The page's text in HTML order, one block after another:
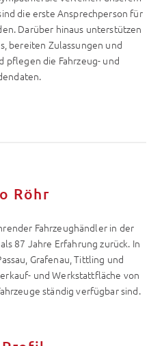
die erste Ansprechperson für
Darüber hinaus unterstützen
bereiten Zulassungen und
pflegen die Fahrzeug- und
Röhr
Fahrzeughändler in der
87 Jahre Erfahrung zurück. In
Grafenau, Tittling und
und Werkstattfläche von
ständig verfügbar sind.